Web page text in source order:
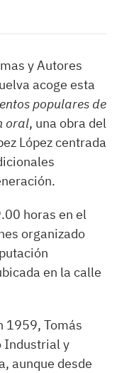
y Autores
acoge esta
populares de
oral, una obra del
López centrada
horas en el
organizado
en la calle
1959, Tomás
Industrial y
aunque desde